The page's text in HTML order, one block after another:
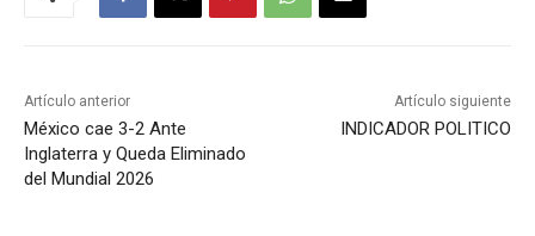
Artículo anterior
México cae 3-2 Ante
Inglaterra y Queda Eliminado
del Mundial 2026
Artículo siguiente
INDICADOR POLITICO